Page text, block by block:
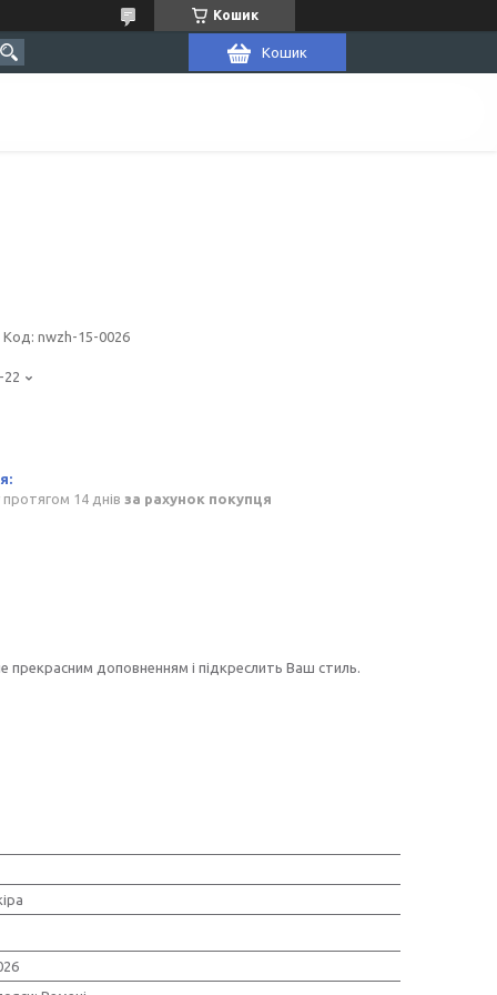
Кошик
Кошик
Код: nwzh-15-0026
22
14 днів за рахунок покупця
прекрасним доповненням і підкреслить Ваш стиль.